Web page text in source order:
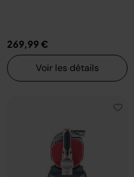
269,99 €
Voir les détails